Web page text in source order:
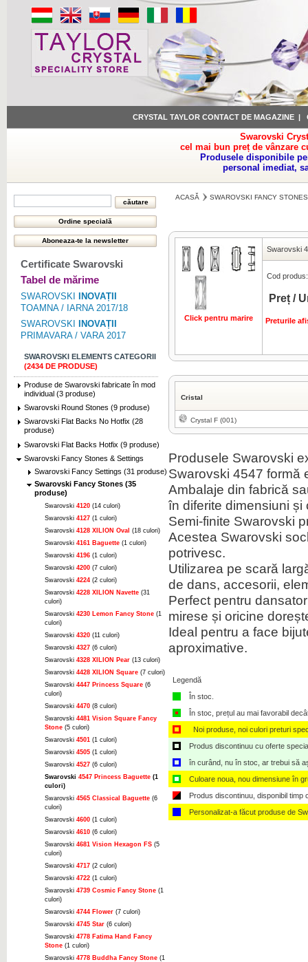
CRYSTAL TAYLOR CONTACT DE MAGAZINE |
Swarovski
cel mai bun preț de vânzare
Produsele disponibile
personal imediat,
Certificate Swarovski
Tabel de mărime
SWAROVSKI
INOVAȚII
TOAMNA / IARNA 2017/18
SWAROVSKI
INOVAȚII
PRIMAVARA / VARA 2017
SWAROVSKI ELEMENTS CATEGORII
(2434 DE PRODUSE)
Produse de Swarovski fabricate în mod
individual (3 produse)
Swarovski Round Stones (9 produse)
Swarovski Flat Backs No Hotfix (28
produse)
Swarovski Flat Backs Hotfix (9 produse)
Swarovski Fancy Stones & Settings
Swarovski Fancy Settings (31 produse)
Swarovski Fancy Stones (35
produse)
Swarovski 4120 (14 culori)
Swarovski 4127 (1 culori)
Swarovski 4128 XILION Oval (18 culori)
Swarovski 4161 Baguette (1 culori)
Swarovski 4196 (1 culori)
Swarovski 4200 (7 culori)
Swarovski 4224 (2 culori)
Swarovski 4228 XILION Navette (31
culori)
Swarovski 4230 Lemon Fancy Stone (1
culori)
Swarovski 4320 (11 culori)
Swarovski 4327 (6 culori)
Swarovski 4328 XILION Pear (13 culori)
Swarovski 4428 XILION Square (7 culori)
Swarovski 4447 Princess Square (6
culori)
Swarovski 4470 (8 culori)
Swarovski 4481 Vision Square Fancy
Stone (5 culori)
Swarovski 4501 (1 culori)
Swarovski 4505 (1 culori)
Swarovski 4527 (6 culori)
Swarovski 4547 Princess Baguette (1
culori)
Swarovski 4565 Classical Baguette (6
culori)
Swarovski 4600 (1 culori)
Swarovski 4610 (6 culori)
Swarovski 4681 Vision Hexagon FS (5
culori)
Swarovski 4717 (2 culori)
Swarovski 4722 (1 culori)
Swarovski 4739 Cosmic Fancy Stone (1
culori)
Swarovski 4744 Flower (7 culori)
Swarovski 4745 Star (6 culori)
Swarovski 4778 Fatima Hand Fancy
Stone (1 culori)
Swarovski 4778 Buddha Fancy Stone (1
ACASĂ SWAROVSKI FANCY
Click pentru marire
Swarovski
Cod produs:
Preț /
Preturile
Cristal
Crystal F (001)
Produsele Swarovski
Swarovski 4547 formă
Ambalaje din fabrică
în diferite dimensiuni și
Semi-finite Swarovski
Acestea Swarovski
potrivesc.
Utilizarea pe scară
de dans, accesorii,
Perfect pentru
mirese și oricine
Ideal pentru a face
aproximative.
Legendă
În stoc.
În stoc, prețul au mai favorabil
Noi produse, noi culori preturi
Produs discontinuu cu oferte
în curând, nu în stoc, ar trebui să
Culoare noua, nou dimensiune în
Produs discontinuu, disponibil timp
Personalizat-a făcut produse de